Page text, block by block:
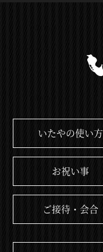
いたやの使い方
お祝い事
ご接待・会合